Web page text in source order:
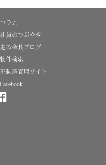
ラム
員のつぶやき
る会長ブログ
件検索
動産管理サイト